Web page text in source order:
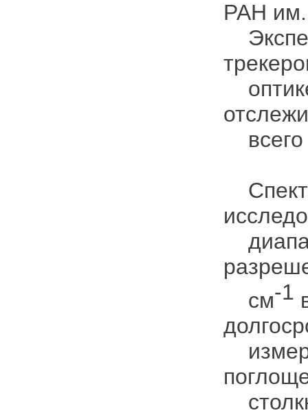
РАН им.
всего
см-1